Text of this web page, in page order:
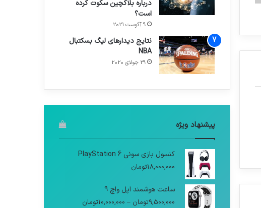
درباره بلاکچین سکوت کرده
است؟
9 آگوست 2021
نتایج دیدار‌های لیگ بسکتبال
NBA
29 جولای 2020
پیشنهاد ویژه
کنسول بازی سونی PlayStation 6
18,000,000تومان
ساعت هوشمند اپل واچ 9
9,500,000تومان –
10,000,000تومان